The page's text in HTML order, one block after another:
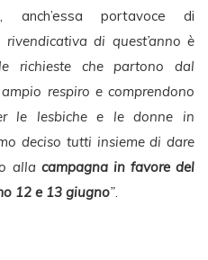
, anch’essa portavoce di
rivendicativa di quest’anno è
richieste che partono dal
respiro e comprendono
le lesbiche e le donne in
deciso tutti insieme di dare
alla campagna in favore del
12 e 13 giugno”.